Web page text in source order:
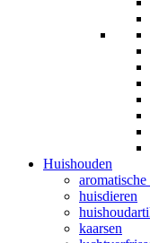
Huishouden
huisdieren
kaarsen